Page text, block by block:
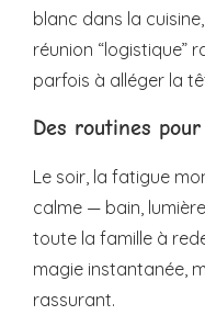
blanc dans la
réunion “logistique”
parfois à alléger la
Des routines
Le soir, la fatigue
calme — bain,
toute la famille à
magie instantanée,
rassurant.